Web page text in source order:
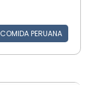
COMIDA PERUANA